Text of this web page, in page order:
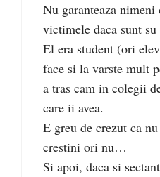
Nu garanteaza
victimele daca sunt
El era student (ori
face si la varste mult
a tras cam in colegii
care ii avea.
E greu de crezut ca
crestini ori nu…
Si apoi, daca si